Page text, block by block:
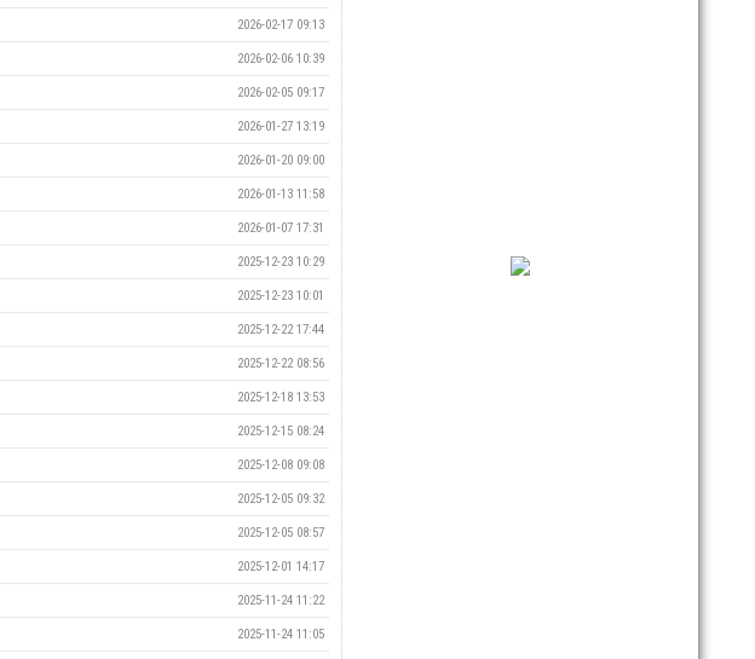
2026-02-17 09:13
2026-02-06 10:39
2026-02-05 09:17
2026-01-27 13:19
2026-01-20 09:00
2026-01-13 11:58
2026-01-07 17:31
2025-12-23 10:29
2025-12-23 10:01
2025-12-22 17:44
2025-12-22 08:56
2025-12-18 13:53
2025-12-15 08:24
2025-12-08 09:08
2025-12-05 09:32
2025-12-05 08:57
2025-12-01 14:17
2025-11-24 11:22
2025-11-24 11:05